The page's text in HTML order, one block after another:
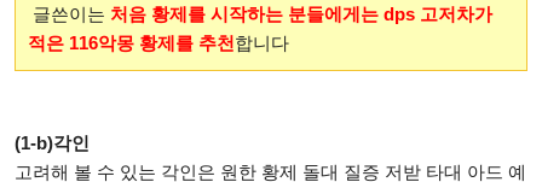
글쓴이는 처음 황제를 시작하는 분들에게는 dps 고저차가
적은 116악몽 황제를 추천합니다
(1-b)각인
고려해 볼 수 있는 각인은 원한 황제 돌대 질증 저받 타대 아드 예